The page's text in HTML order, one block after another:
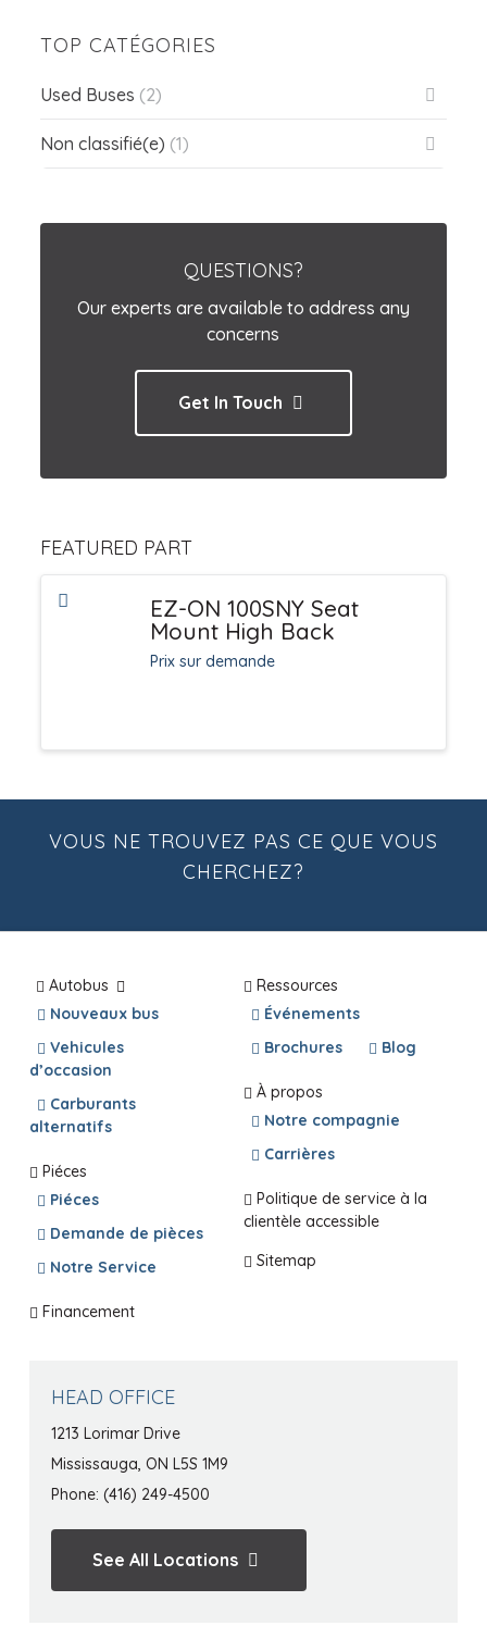
TOP CATÉGORIES
Used Buses (2)
Non classifié(e) (1)
QUESTIONS?
Our experts are available to address any
concerns
Get In Touch
FEATURED PART
EZ-ON 100SNY Seat
Mount High Back
Prix sur demande
VOUS NE TROUVEZ PAS CE QUE VOUS
CHERCHEZ?
Autobus
Nouveaux bus
Vehicules
d’occasion
Carburants
alternatifs
Piéces
Piéces
Demande de pièces
Notre Service
Financement
Ressources
Événements
Brochures
Blog
À propos
Notre compagnie
Carrières
Politique de service à la
clientèle accessible
Sitemap
HEAD OFFICE
1213 Lorimar Drive
Mississauga, ON L5S 1M9
Phone: (416) 249-4500
See All Locations